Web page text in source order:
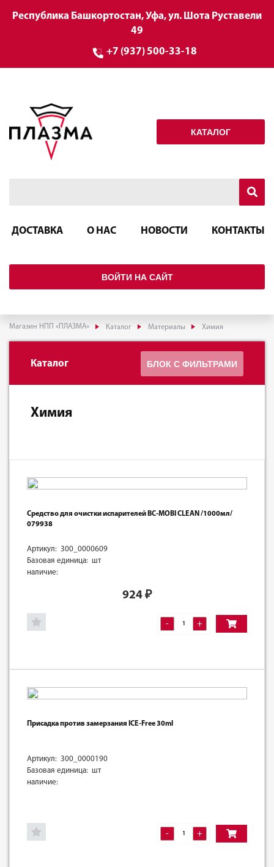
Республика Башкортостан, Уфа, ул. Шота Руставели
49
+7 (937) 500-33-18
КАТАЛОГ
ДОСТАВКА О НАС НОВОСТИ КОНТАКТЫ
ВОЙТИ НА САЙТ
Магазин НПП «ПЛАЗМА» Каталог Материалы Химия
Каталог БЛОК С ФИЛЬТРАМИ
Химия
Средство для очистки испарителей BC-MOBI CLEAN /1000мл/
079938
Артикул: 300_0000609
Базовая единица: шт
наличие:
924 ₽
- +
Присадка против замерзания ICE-Free 30ml
Артикул: 300_0000190
Базовая единица: шт
наличие:
- +